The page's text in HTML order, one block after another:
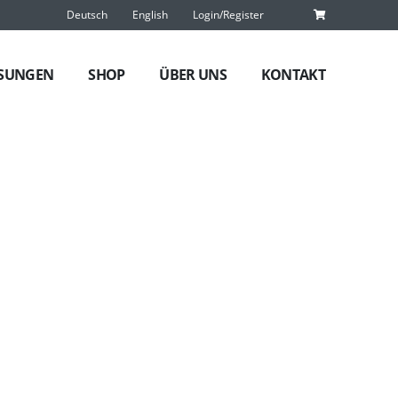
Deutsch English Login/Register
SHOP ÜBER UNS KONTAKT